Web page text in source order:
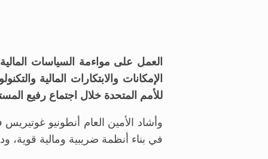
الإمكانات والابتكارات المالية
للأمم المتحدة خلال اجتماع رفيع
في بناء أنظمة ضريبية ومالية